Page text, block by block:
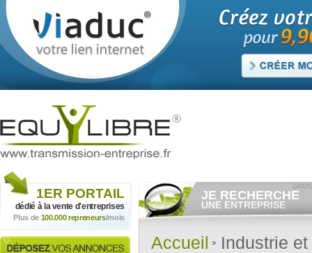
1ER PORTAIL
dédié à la vente d'entreprises
Plus de 100.000 repreneurs/mois
JE RECHERCHE
UNE ENTREPRISE
Consulter gratuitementles
vendre.
Et/ou déposergratuitement
Accueil Industrie